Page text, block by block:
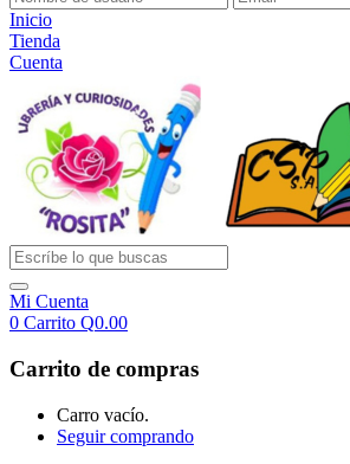
Inicio
Tienda
Cuenta
Mi Cuenta
0 Carrito Q0.00
Carrito de compras
Carro vacío.
Seguir comprando